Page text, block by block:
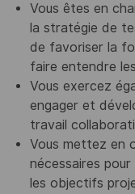
Vous êtes en
la stratégie de
de favoriser la
faire entendre
Vous exercez
engager et
travail
Vous mettez en
nécessaires
les objectifs